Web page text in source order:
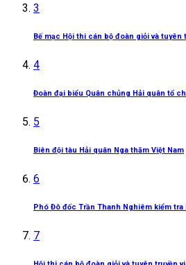
3
Bế mạc Hội thi cán bộ đoàn giỏi và
4
Đoàn đại biểu Quân chủng Hải quân tổ
5
Biên đội tàu Hải quân Nga thăm Việt Nam
6
Phó Đô đốc Trần Thanh Nghiêm kiểm tra
7